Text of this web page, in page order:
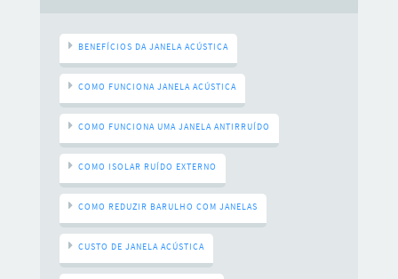
BENEFÍCIOS DA JANELA ACÚSTICA
COMO FUNCIONA JANELA ACÚSTICA
COMO FUNCIONA UMA JANELA ANTIRRUÍDO
COMO ISOLAR RUÍDO EXTERNO
COMO REDUZIR BARULHO COM JANELAS
CUSTO DE JANELA ACÚSTICA